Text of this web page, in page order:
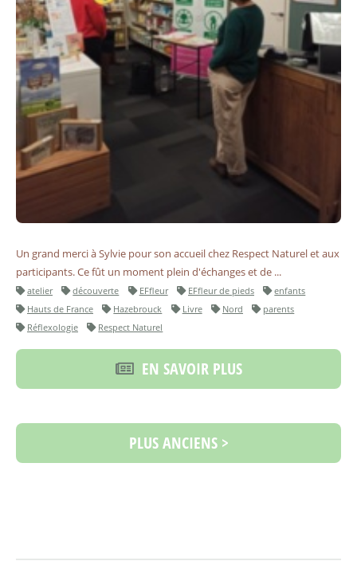
Un grand merci à Sylvie pour son accueil chez Respect Naturel et aux
participants. Ce fût un moment plein d'échanges et de ...
atelier découverte EFfleur EFfleur de pieds
enfants
Hauts de France
Hazebrouck Livre Nord
parents
Réflexologie
Respect Naturel
EN SAVOIR PLUS
PLUS ANCIENS >